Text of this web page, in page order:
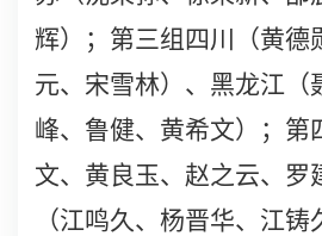
辉）；第三组四川（黄德
元、宋雪林）、黑龙江（
峰、鲁健、黄希文）；第
文、黄良玉、赵之云、罗
（江鸣久、杨晋华、江